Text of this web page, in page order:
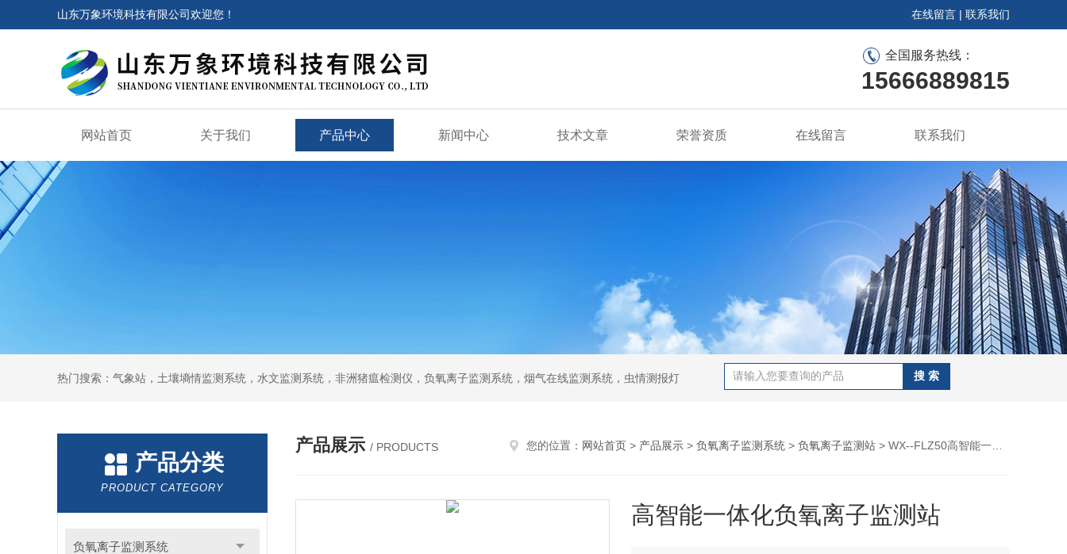
山东万象环境科技有限公司欢迎您！ 在线留言 | 联系我们
全国服务热线：
15666889815
网站首页 关于我们 产品中心 新闻中心 技术文章 荣誉资质 在线留言 联系我们
热门搜索：气象站，土壤墒情监测系统，水文监测系统，非洲猪瘟检测仪，负氧离子监测系统，烟气在线监测系统，虫情测报灯
产品分类
PRODUCT CATEGORY
负氧离子监测系统
产品展示 / PRODUCTS 您的位置： 网站首页 > 产品展示 > 负氧离子监测系统 > 负氧离子监测站 > WX--FLZ50高智能一体化负氧离子监测站
高智能一体化负氧离子监测站